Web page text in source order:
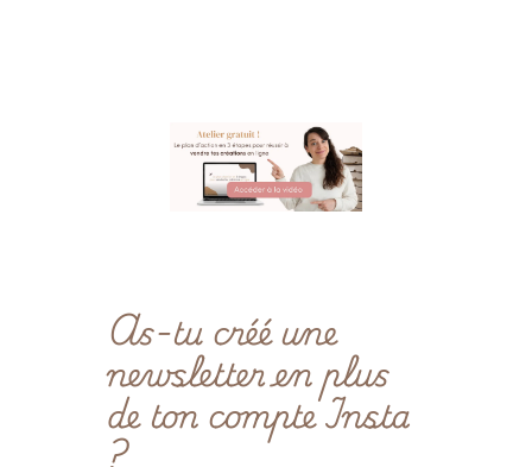
As-tu créé une
newsletter en plus
de ton compte Insta